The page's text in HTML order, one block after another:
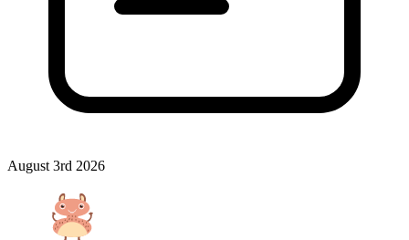
August 3rd 2026